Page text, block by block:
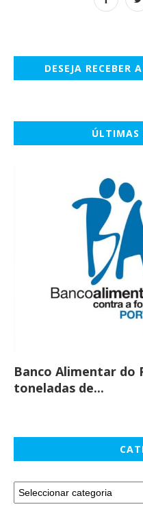
DESEJA RECEBER
ÚLTIMAS
Banco Alimentar do
toneladas de...